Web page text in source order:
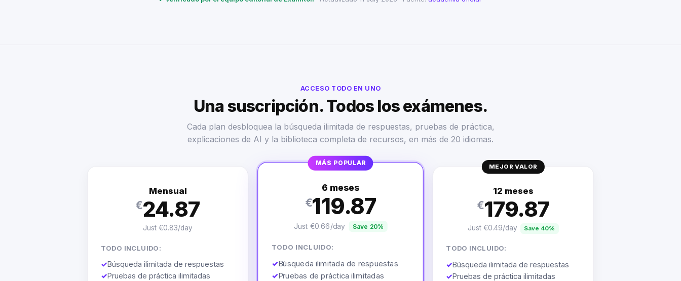
ACCESO TODO EN UNO
Una suscripción. Todos los exámenes.
Cada plan desbloquea la búsqueda ilimitada de respuestas, pruebas de práctica,
explicaciones de AI y la biblioteca completa de recursos, en más de 20 idiomas.
Mensual
€24.87
Just €0.83/day
TODO INCLUIDO:
✓Búsqueda ilimitada de respuestas
✓Pruebas de práctica ilimitadas
MÁS POPULAR
6 meses
€119.87
Just €0.66/day Save 20%
TODO INCLUIDO:
✓Búsqueda ilimitada de respuestas
✓Pruebas de práctica ilimitadas
MEJOR VALOR
12 meses
€179.87
Just €0.49/day Save 40%
TODO INCLUIDO:
✓Búsqueda ilimitada de respuestas
✓Pruebas de práctica ilimitadas